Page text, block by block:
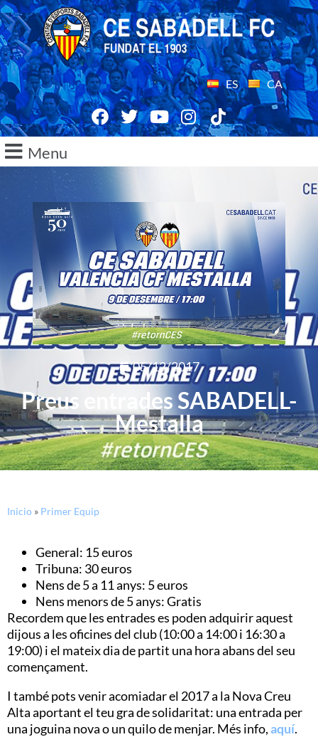
ES CA
Menu
05/12/2017
Preus entrades SABADELL-
Mestalla
Inicio » Primer Equip
General: 15 euros
Tribuna: 30 euros
Nens de 5 a 11 anys: 5 euros
Nens menors de 5 anys: Gratis
Recordem que les entrades es poden adquirir aquest
dijous a les oficines del club (10:00 a 14:00 i 16:30 a
19:00) i el mateix dia de partit una hora abans del seu
començament.
I també pots venir acomiadar el 2017 a la Nova Creu
Alta aportant el teu gra de solidaritat: una entrada per
una joguina nova o un quilo de menjar. Més info,aquí.